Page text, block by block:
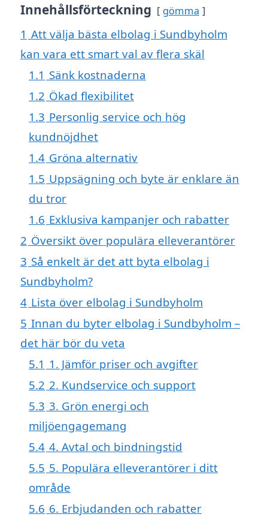
Innehållsförteckning gömma
1 Att välja bästa elbolag i Sundbyholm
kan vara ett smart val av flera skäl
1.1 Sänk kostnaderna
1.2 Ökad flexibilitet
1.3 Personlig service och hög
kundnöjdhet
1.4 Gröna alternativ
1.5 Uppsägning och byte är enklare än
du tror
1.6 Exklusiva kampanjer och rabatter
2 Översikt över populära elleverantörer
3 Så enkelt är det att byta elbolag i
Sundbyholm?
4 Lista över elbolag i Sundbyholm
5 Innan du byter elbolag i Sundbyholm –
det här bör du veta
5.1 1. Jämför priser och avgifter
5.2 2. Kundservice och support
5.3 3. Grön energi och
miljöengagemang
5.4 4. Avtal och bindningstid
5.5 5. Populära elleverantörer i ditt
område
5.6 6. Erbjudanden och rabatter